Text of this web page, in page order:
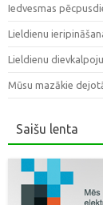
Iedvesmas
Lieldienu
Lieldienu
Mūsu mazākie
Saišu lenta